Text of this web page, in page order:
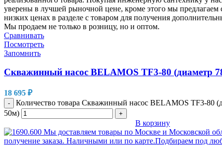
Сравнивать
Посмотреть
Запомнить
Скважинный насос BELAMOS TF3-80 (диаметр
18 695 ₽
-
Количество товара Скважинный насос BELAMOS TF3-80
50м)
+
В корзину